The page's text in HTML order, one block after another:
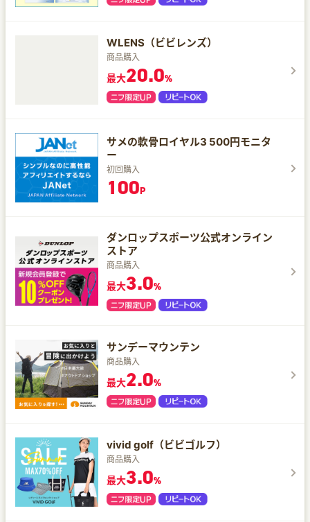
WLENS（ビビレンズ）
商品購入
最大20.0%
サメの軟骨ロイヤル3 500円モニタ
ー
初回購入
100P
ダンロップスポーツ公式オンライン
ストア
商品購入
最大3.0%
サンデーマウンテン
商品購入
最大2.0%
vivid golf（ビビゴルフ）
商品購入
最大3.0%